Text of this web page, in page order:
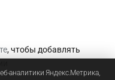
, чтобы добавлять
аналитики Яндекс.Метрика,